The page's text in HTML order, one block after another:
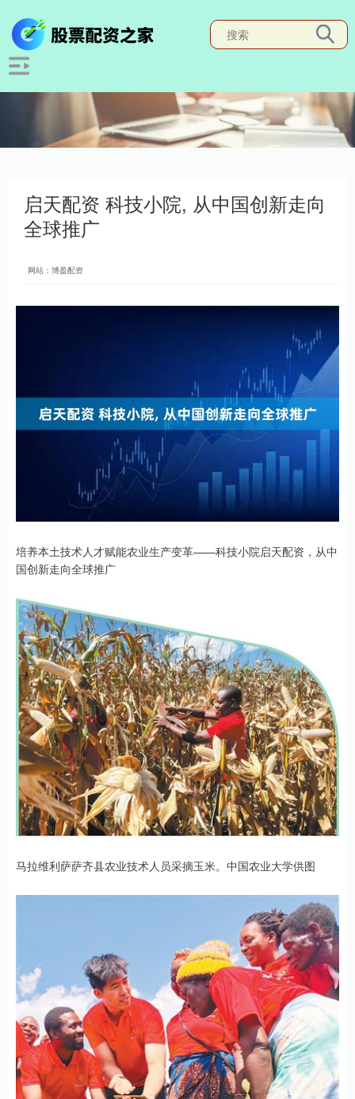
启天配资 科技小院, 从中国创新走向
全球推广
网站：博盈配资
培养本土技术人才赋能农业生产变革——科技小院启天配资，从中
国创新走向全球推广
马拉维利萨萨齐县农业技术人员采摘玉米。中国农业大学供图